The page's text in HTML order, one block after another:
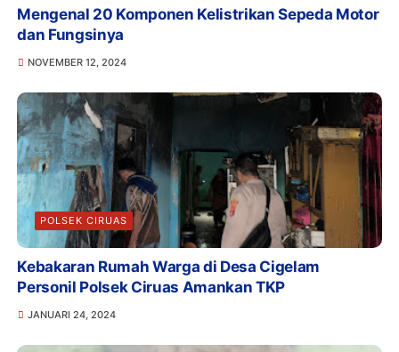
Mengenal 20 Komponen Kelistrikan Sepeda Motor
dan Fungsinya
NOVEMBER 12, 2024
POLSEK CIRUAS
Kebakaran Rumah Warga di Desa Cigelam
Personil Polsek Ciruas Amankan TKP
JANUARI 24, 2024